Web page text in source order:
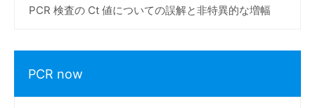
PCR 検査の Ct 値についての誤解と非特異的な増幅
PCR now